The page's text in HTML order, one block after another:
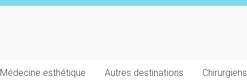
Médecine esthétique Autres destinations Chirurgiens